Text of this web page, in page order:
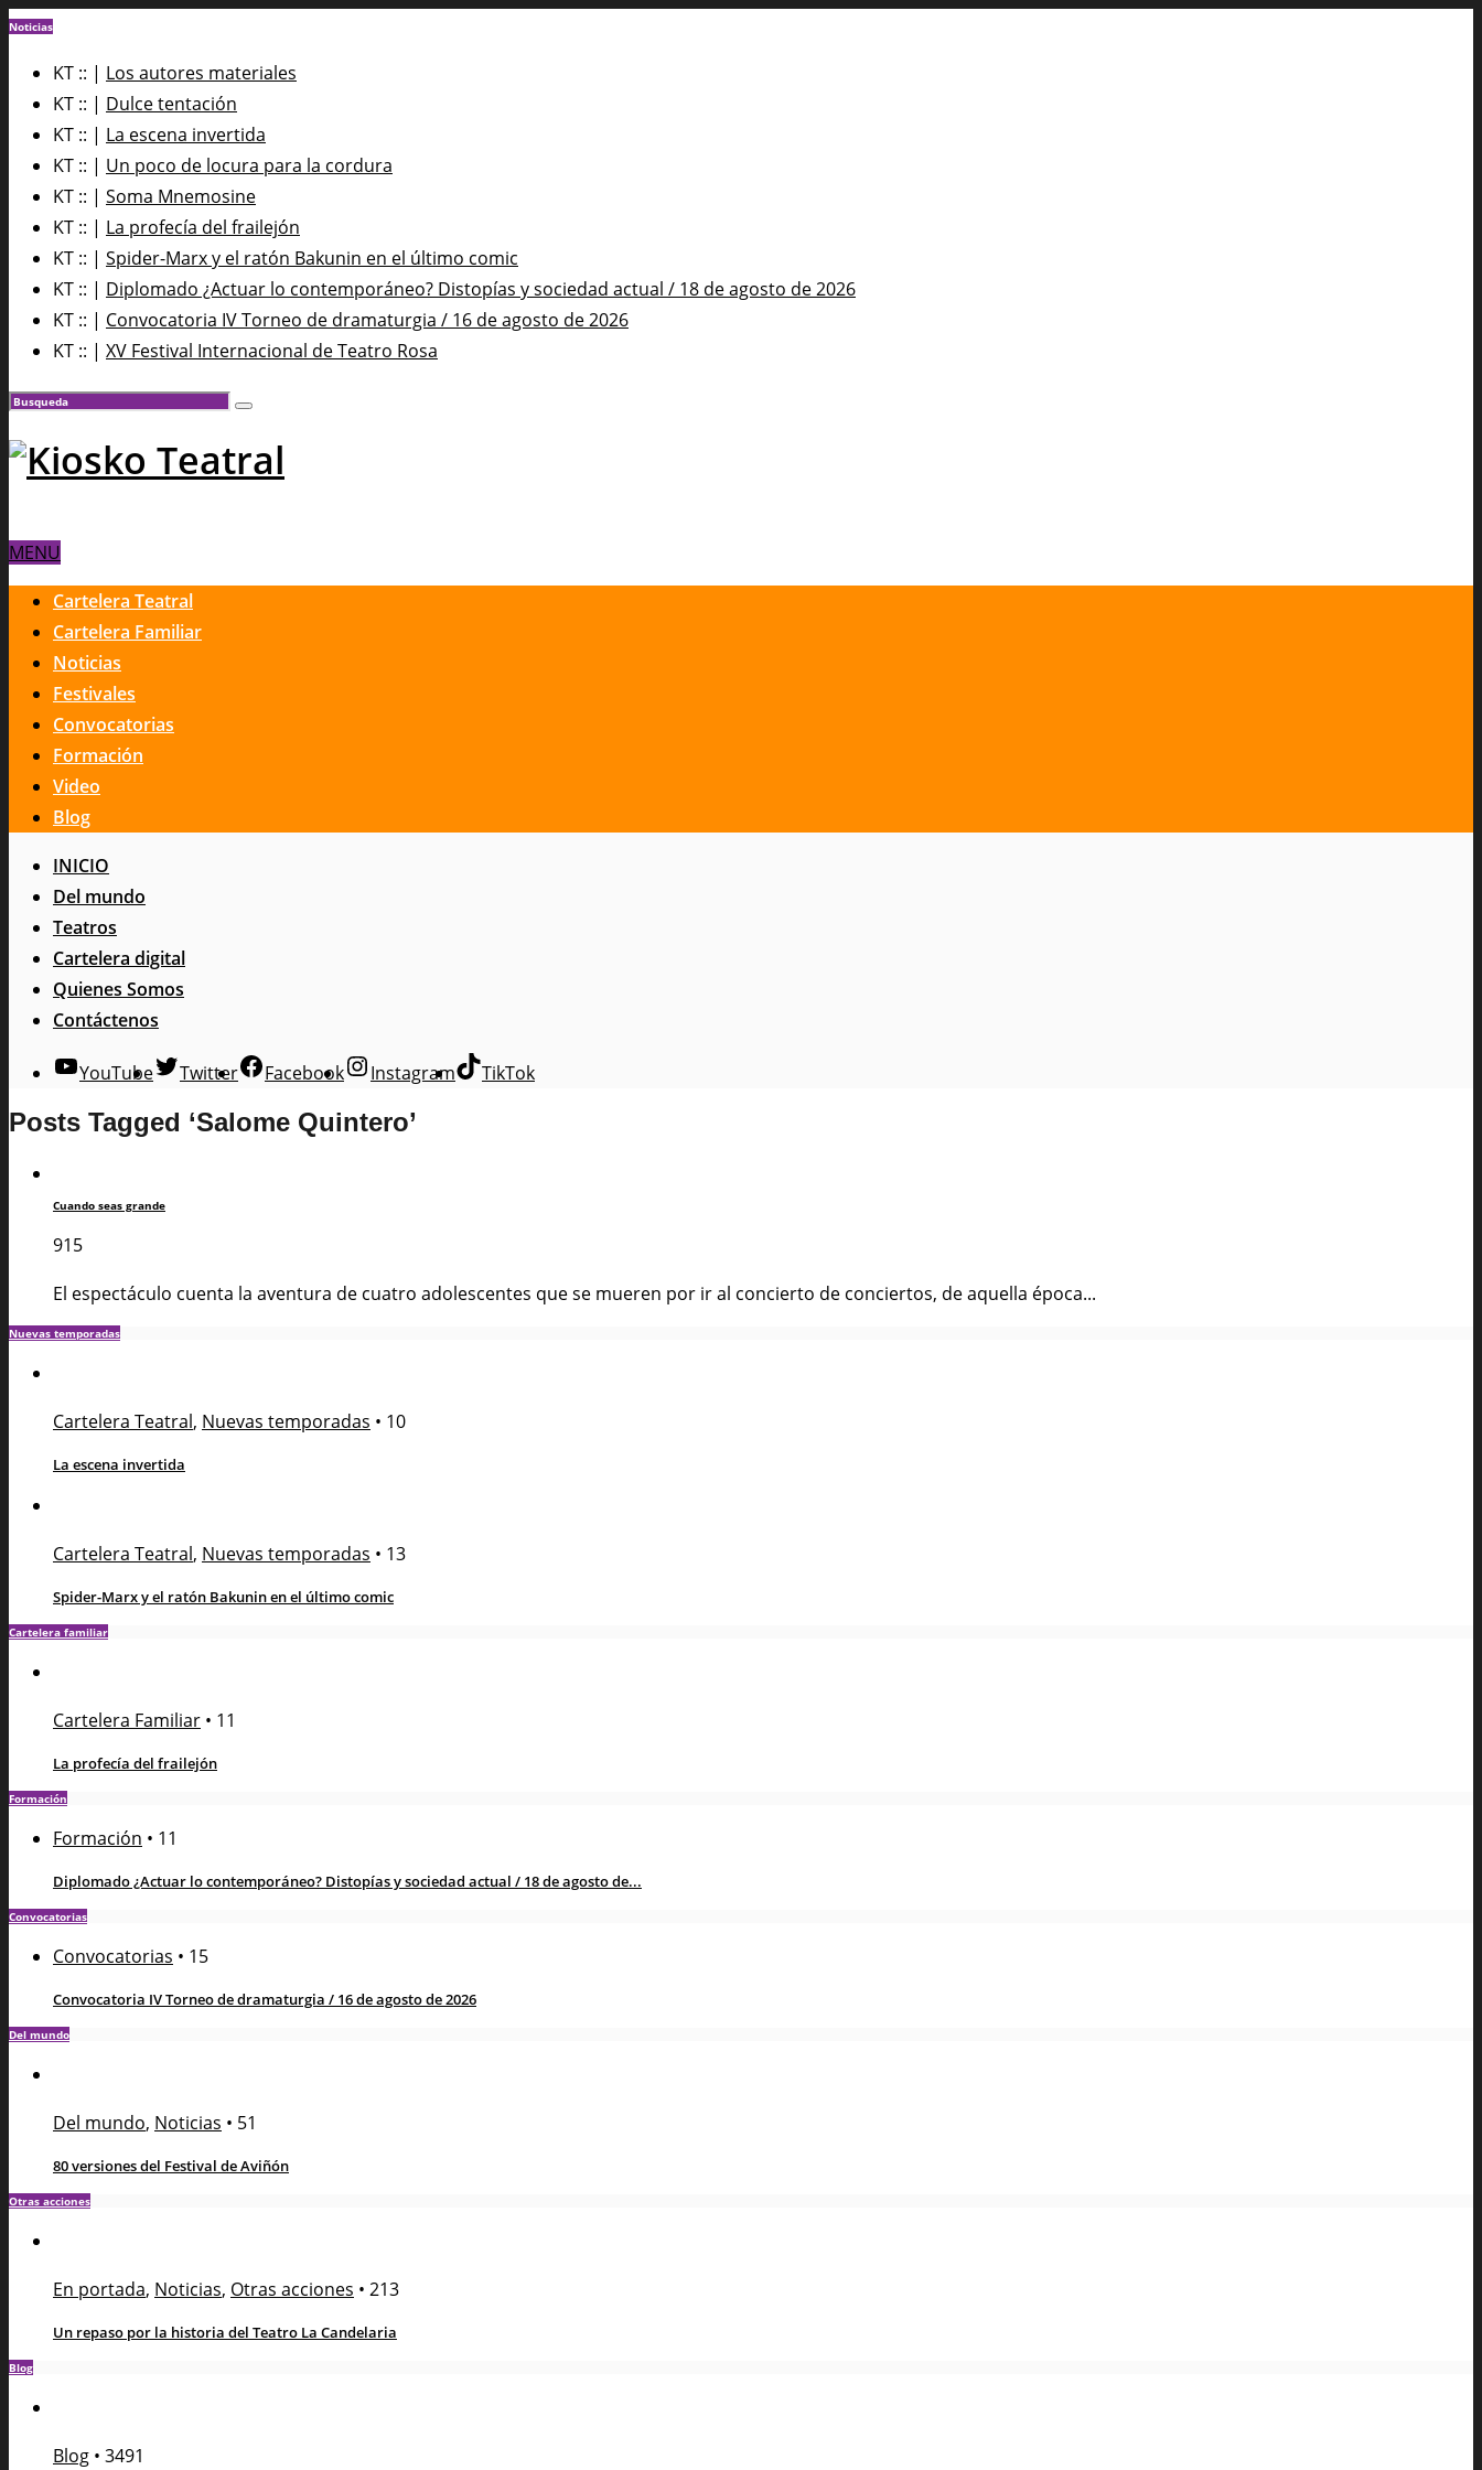
Noticias
KT :: | Los autores materiales
KT :: | Dulce tentación
KT :: | La escena invertida
KT :: | Un poco de locura para la cordura
KT :: | Soma Mnemosine
KT :: | La profecía del frailejón
KT :: | Spider-Marx y el ratón Bakunin en el último comic
KT :: | Diplomado ¿Actuar lo contemporáneo? Distopías y sociedad actual / 18 de agosto de 2026
KT :: | Convocatoria IV Torneo de dramaturgia / 16 de agosto de 2026
KT :: | XV Festival Internacional de Teatro Rosa
MENU
Cartelera Teatral
Cartelera Familiar
Noticias
Festivales
Convocatorias
Formación
Video
Blog
INICIO
Del mundo
Teatros
Cartelera digital
Quienes Somos
Contáctenos
YouTube Twitter Facebook Instagram TikTok
Posts Tagged ‘Salome Quintero’
Cuando seas grande
915
El espectáculo cuenta la aventura de cuatro adolescentes que se mueren por ir al concierto de conciertos, de aquella época...
Nuevas temporadas
Cartelera Teatral, Nuevas temporadas • 10
La escena invertida
Cartelera Teatral, Nuevas temporadas • 13
Spider-Marx y el ratón Bakunin en el último comic
Cartelera familiar
Cartelera Familiar • 11
La profecía del frailejón
Formación
Formación • 11
Diplomado ¿Actuar lo contemporáneo? Distopías y sociedad actual / 18 de agosto de...
Convocatorias
Convocatorias • 15
Convocatoria IV Torneo de dramaturgia / 16 de agosto de 2026
Del mundo
Del mundo, Noticias • 51
80 versiones del Festival de Aviñón
Otras acciones
En portada, Noticias, Otras acciones • 213
Un repaso por la historia del Teatro La Candelaria
Blog
Blog • 3491